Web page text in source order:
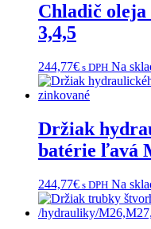
Chladič
3,4,5
244,77€ s DPH Na
Držiak
batérie ľavá
244,77€ s DPH Na